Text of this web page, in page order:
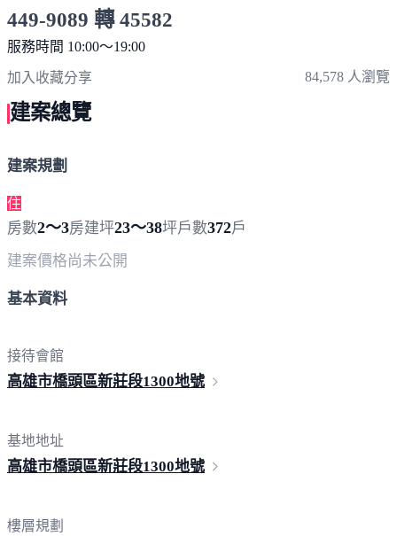
449-9089 轉 45582
服務時間 10:00～19:00
加入收藏分享 84,578 人瀏覽
建案總覽
建案規劃
住
房數2～3房建坪23～38坪戶數372戶
建案價格尚未公開
基本資料
接待會館
高雄市橋頭區新莊段1300地號
基地地址
高雄市橋頭區新莊段1300地號
樓層規劃